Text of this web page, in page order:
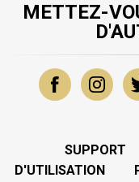
METTEZ-
SUPPORT
D'UTILISATION